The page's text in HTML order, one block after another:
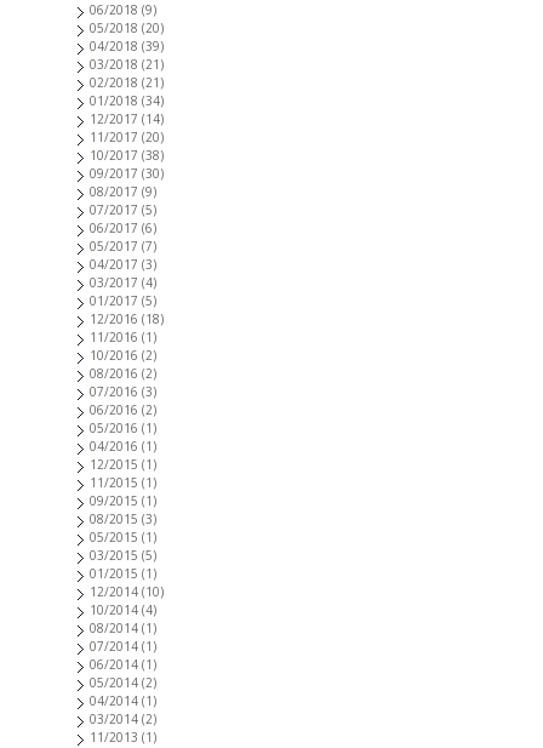
06/2018 (9)
05/2018 (20)
04/2018 (39)
03/2018 (21)
02/2018 (21)
01/2018 (34)
12/2017 (14)
11/2017 (20)
10/2017 (38)
09/2017 (30)
08/2017 (9)
07/2017 (5)
06/2017 (6)
05/2017 (7)
04/2017 (3)
03/2017 (4)
01/2017 (5)
12/2016 (18)
11/2016 (1)
10/2016 (2)
08/2016 (2)
07/2016 (3)
06/2016 (2)
05/2016 (1)
04/2016 (1)
12/2015 (1)
11/2015 (1)
09/2015 (1)
08/2015 (3)
05/2015 (1)
03/2015 (5)
01/2015 (1)
12/2014 (10)
10/2014 (4)
08/2014 (1)
07/2014 (1)
06/2014 (1)
05/2014 (2)
04/2014 (1)
03/2014 (2)
11/2013 (1)